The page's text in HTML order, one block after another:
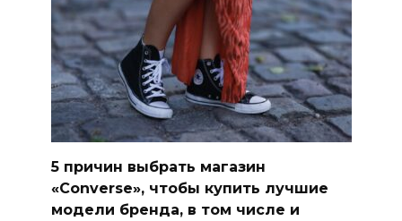
5 причин выбрать магазин
«Converse», чтобы купить лучшие
модели бренда, в том числе и